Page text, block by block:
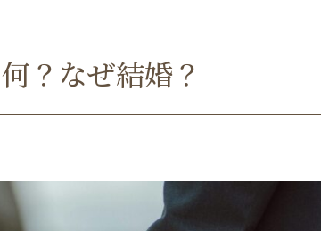
？なぜ結婚？